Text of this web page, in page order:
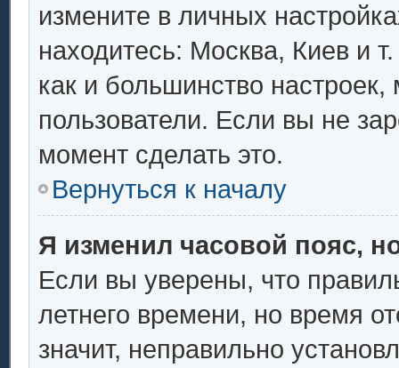
измените в личных
находитесь: Москва, Киев и
как и большинство настроек,
пользователи. Если вы не
момент сделать это.
Вернуться к началу
Я изменил часовой пояс,
Если вы уверены, что
летнего времени, но время
значит, неправильно